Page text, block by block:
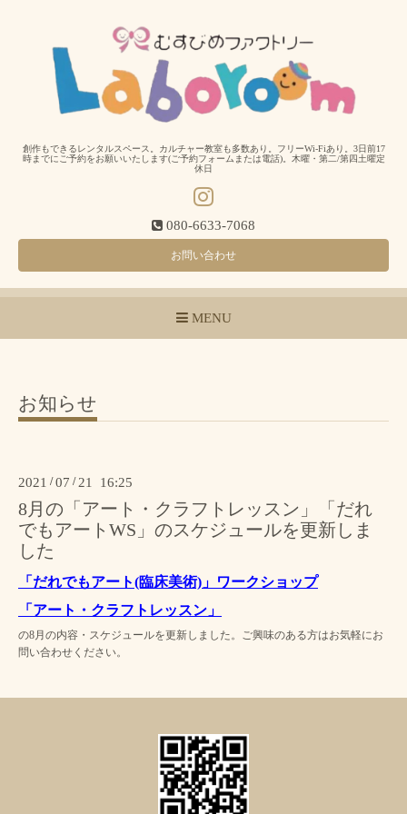
創作もできるレンタルスペース。カルチャー教室も多数あり。フリーWi-Fiあり。3日前17
時までにご予約をお願いいたします(ご予約フォームまたは電話)。木曜・第二/第四土曜定
休日
080-6633-7068
お問い合わせ
MENU
お知らせ
2021 /07 / 21 16:25
8月の「アート・クラフトレッスン」「だれ
でもアートWS」のスケジュールを更新しま
した
「だれでもアート(臨床美術)」ワークショップ
「 アート・クラフトレッスン 」
の8月の内容・スケジュールを更新しました。ご興味のある方はお気軽にお
問い合わせください。